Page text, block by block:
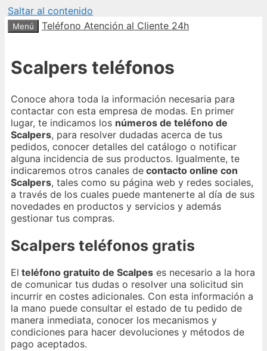
Saltar al contenido
Menú Teléfono Atención al Cliente 24h
Scalpers teléfonos
Conoce ahora toda la información necesaria para
contactar con esta empresa de modas. En primer
lugar, te indicamos los números de teléfono de
Scalpers, para resolver dudadas acerca de tus
pedidos, conocer detalles del catálogo o notificar
alguna incidencia de sus productos. Igualmente, te
indicaremos otros canales de contacto online con
Scalpers, tales como su página web y redes sociales,
a través de los cuales puede mantenerte al día de sus
novedades en productos y servicios y además
gestionar tus compras.
Scalpers teléfonos gratis
El teléfono gratuito de Scalpes es necesario a la hora
de comunicar tus dudas o resolver una solicitud sin
incurrir en costes adicionales. Con esta información a
la mano puede consultar el estado de tu pedido de
manera inmediata, conocer los mecanismos y
condiciones para hacer devoluciones y métodos de
pago aceptados.